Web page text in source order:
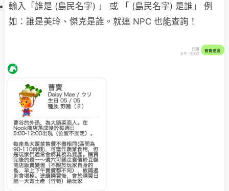
輸入「誰是 (島民名字) 」 或 「 (島民名字) 是誰」 例
如：誰是美玲、傑克是誰。就連 NPC 也能查詢！